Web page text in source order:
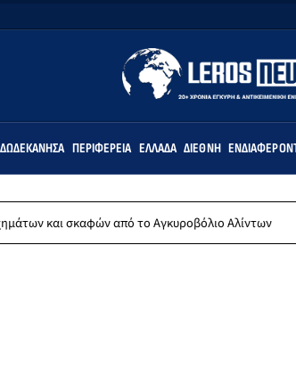
ΔΩΔΕΚΆΝΗΣΑ ΠΕΡΙΦΈΡΕΙΑ ΕΛΛΆΔΑ ΔΙΕΘΝΉ
και σκαφών από το Αγκυροβόλιο Αλίντων